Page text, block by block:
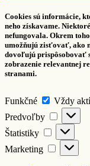
Cookies sú informácie,
neho získavame.
nefungovala. Okrem
umožňujú zisťovať, ako
dovoľujú prispôsobovať
zobrazenie relevantnej
stranami.
Funkčné Funkčné
Vždy
Predvoľby
Štatistiky Štatistiky
Marketing